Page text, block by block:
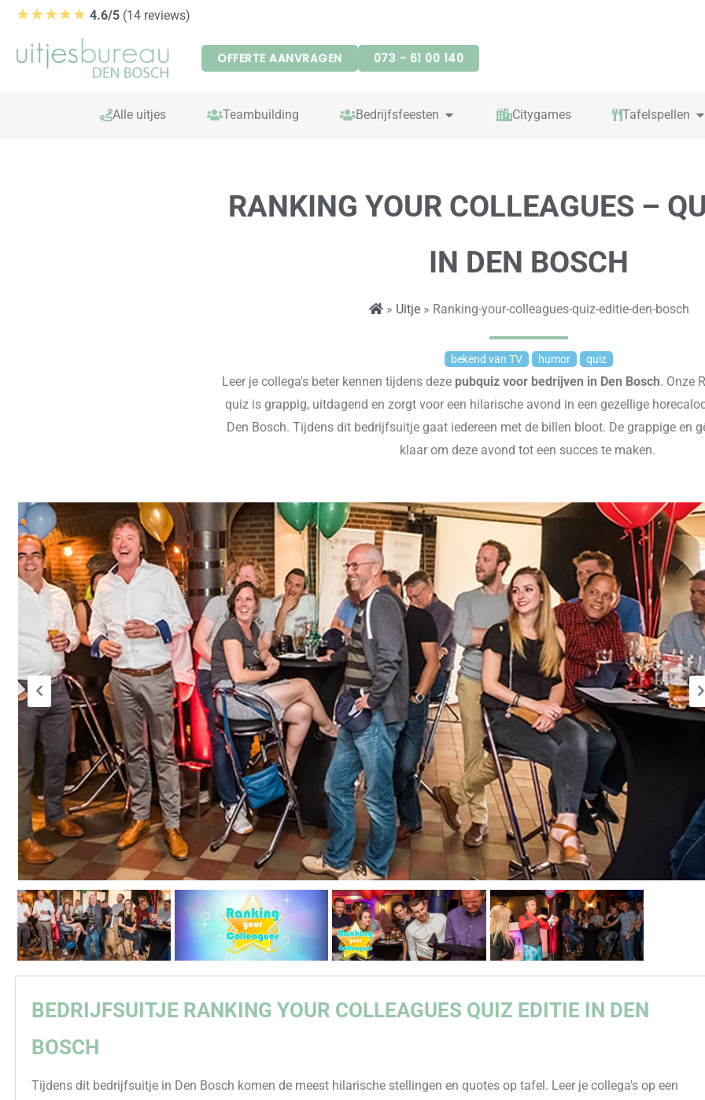
★★★★★ 4.6/5 (14 reviews)
OFFERTE AANVRAGEN 073 - 61 00 140
Alle uitjes Teambuilding Bedrijfsfeesten OPEN BEDRIJFSFEESTEN
Citygames Tafelspellen
RANKING YOUR COLLEAGUES –
IN DEN BOSCH
» Uitje» Ranking-your-colleagues-quiz-editie-den-bosch
bekend van TV humor quiz
Leer je collega's beter kennen tijdens deze pubquiz voor bedrijven in Den Bosch. Onze
quiz is grappig, uitdagend en zorgt voor een hilarische avond in een gezellige
Den Bosch. Tijdens dit bedrijfsuitje gaat iedereen met de billen bloot. De grappige en
klaar om deze avond tot een succes te maken.
BEDRIJFSUITJE RANKING YOUR COLLEAGUES QUIZ EDITIE IN DEN
BOSCH
Tijdens dit bedrijfsuitje in Den Bosch komen de meest hilarische stellingen en quotes op tafel. Leer je collega's op een